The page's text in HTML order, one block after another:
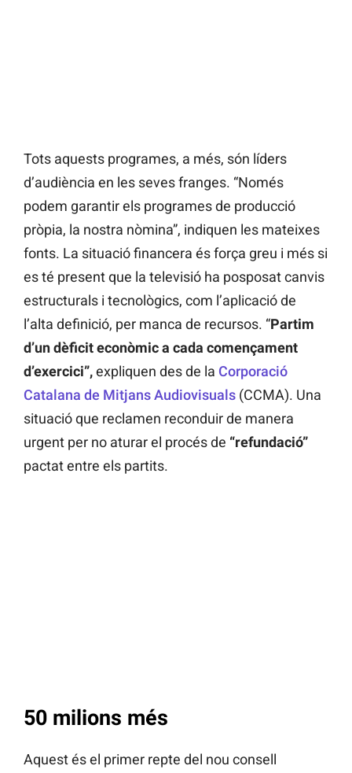
Tots aquests programes, a més, són líders
d’audiència en les seves franges. “Només
podem garantir els programes de producció
pròpia, la nostra nòmina”, indiquen les mateixes
fonts. La situació financera és força greu i més si
es té present que la televisió ha posposat canvis
estructurals i tecnològics, com l’aplicació de
l’alta definició, per manca de recursos. “Partim
d’un dèficit econòmic a cada començament
d’exercici”,expliquen des de la Corporació
Catalana de Mitjans Audiovisuals (CCMA). Una
situació que reclamen reconduir de manera
urgent per no aturar el procés de “refundació”
pactat entre els partits.
50 milions més
Aquest és el primer repte del nou consell